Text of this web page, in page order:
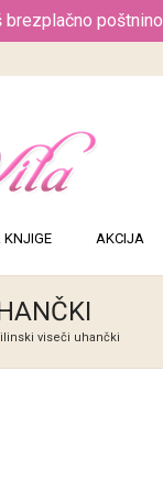
brezplačno poštnino
KNJIGE AKCIJA
viseči uhančki